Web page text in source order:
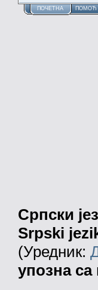
ПОЧЕТНА ПОМОЋ
Српски
Srpski
(Уредник:
упозна